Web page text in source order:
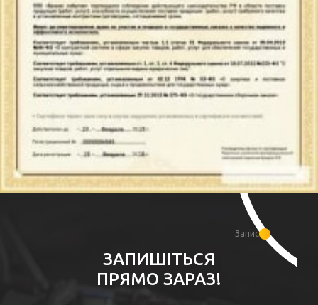
Запис
ЗАПИШІТЬСЯ
ПРЯМО ЗАРАЗ!